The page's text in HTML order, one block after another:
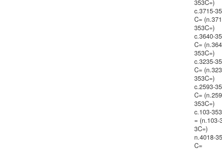
353C=)
c.3715-
C=
353C=)
c.3640-
C=
353C=)
c.3235-
C=
353C=)
c.2593-
C=
353C=)
c.103-
= (n.103-
3C=)
n.4018-
C=